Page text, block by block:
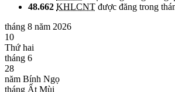
48.662 KHLCNT được đăng trong
tháng 8 năm 2026
10
Thứ hai
tháng 6
28
năm Bính Ngọ
tháng Ất Mùi